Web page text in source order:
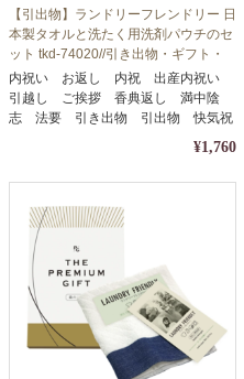
【引出物】ランドリーフレンドリー 日
本製タオルと洗たく用洗剤パウチのセ
ット tkd-74020//引き出物・ギフト・
内祝い・お中元・お歳暮等に
内祝い お返し 内祝 出産内祝い
引越し ご挨拶 香典返し 満中陰
志 法要 引き出物 引出物 快気祝
¥1,760